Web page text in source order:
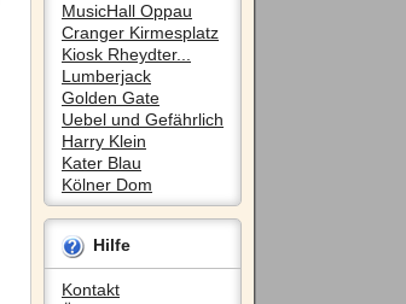
MusicHall Oppau
Cranger Kirmesplatz
Kiosk Rheydter...
Lumberjack
Golden Gate
Uebel und Gefährlich
Harry Klein
Kater Blau
Kölner Dom
Hilfe
Kontakt